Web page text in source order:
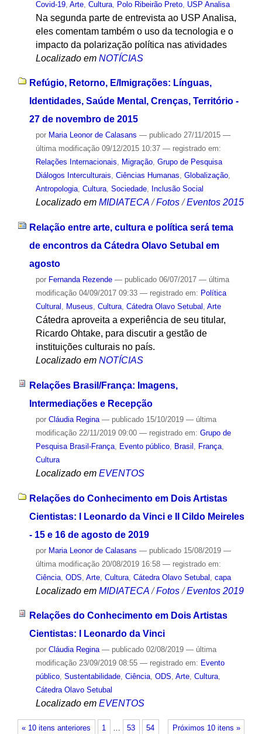
Covid-19, Arte, Cultura, Polo Ribeirão Preto, USP Analisa
Na segunda parte de entrevista ao USP Analisa,
eles comentam também o uso da tecnologia e o
impacto da polarização política nas atividades
Localizado em NOTÍCIAS
Refúgio, Retorno, E/Imigrações: Línguas,
Identidades, Saúde Mental, Crenças, Território -
27 de novembro de 2015
por Maria Leonor de Calasans — publicado27/11/2015 —
última modificação09/12/2015 10:37 — registrado em:
Relações Internacionais, Migração, Grupo de Pesquisa
Diálogos Interculturais, Ciências Humanas, Globalização,
Antropologia, Cultura, Sociedade, Inclusão Social
Localizado em MIDIATECA /Fotos /Eventos 2015
Relação entre arte, cultura e política será tema
de encontros da Cátedra Olavo Setubal em
agosto
por Fernanda Rezende — publicado06/07/2017 — última
modificação04/09/2017 09:33 — registrado em: Política
Cultural , Museus, Cultura, Cátedra Olavo Setubal , Arte
Cátedra aproveita a experiência de seu titular,
Ricardo Ohtake, para discutir a gestão de
instituições culturais no país.
Localizado em NOTÍCIAS
Relações Brasil/França: Imagens,
Intermediações e Recepção
por Cláudia Regina — publicado15/10/2019 — última
modificação22/11/2019 09:00 — registrado em: Grupo de
Pesquisa Brasil-França, Evento público, Brasil França,
Cultura
Localizado em EVENTOS
Relações do Conhecimento em Dois Artistas
Cientistas: I Leonardo da Vinci e II Cildo Meireles
- 15 e 16 de agosto de 2019
por Maria Leonor de Calasans — publicado15/08/2019 —
última modificação20/08/2019 16:58 — registrado em:
Ciência, ODS Arte, Cultura, Cátedra Olavo Setubal capa
Localizado em MIDIATECA /Fotos /Eventos 2019
Relações do Conhecimento em Dois Artistas
Cientistas: I Leonardo da Vinci
por Cláudia Regina — publicado02/08/2019 — última
modificação23/09/2019 08:55 — registrado em: Evento
público, Sustentabilidade, Ciência, ODS, Arte, Cultura,
Cátedra Olavo Setubal
Localizado em EVENTOS
« 10 itens anteriores Próximos 10 itens »
1 … 53 54